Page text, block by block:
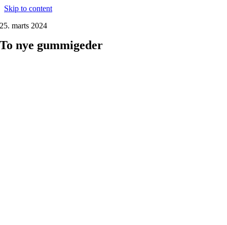
Skip to content
25. marts 2024
To nye gummigeder